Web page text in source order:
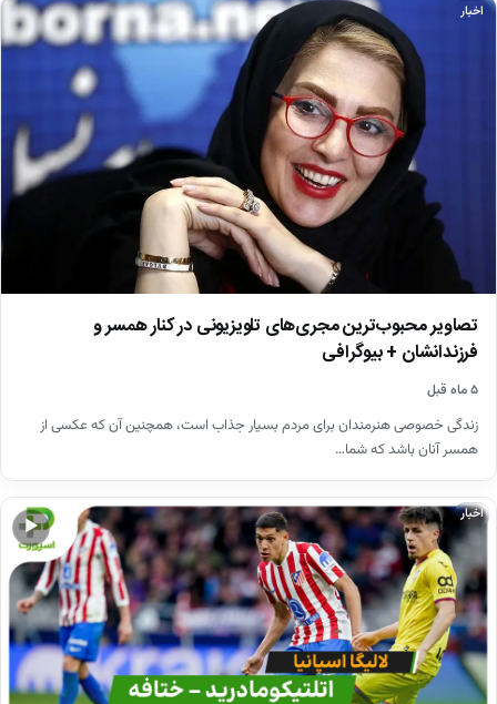
اخبار
تصاویر محبوب‌ترین مجری‌های تلویزیونی در کنار همسر و
فرزندانشان + بیوگرافی
۵ ماه قبل
زندگی خصوصی هنرمندان برای مردم بسیار جذاب است، همچنین آن که عکسی از
همسر آنان باشد که شما…
▶
اخبار